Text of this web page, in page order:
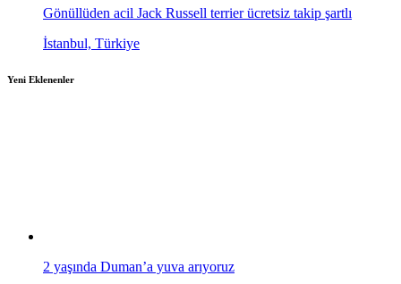
Gönüllüden acil Jack Russell terrier ücretsiz takip şartlı
İstanbul, Türkiye
Yeni Eklenenler
2 yaşında Duman’a yuva arıyoruz